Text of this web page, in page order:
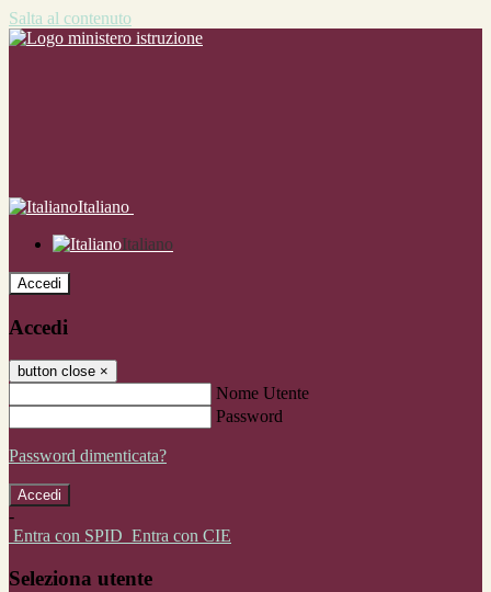
Salta al contenuto
Italiano
Italiano
Accedi
Accedi
button close ×
Nome Utente
Password
Password dimenticata?
-
Entra con SPID Entra con CIE
Seleziona utente